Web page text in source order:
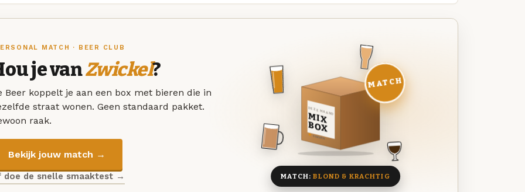
MATCH · BEER CLUB
je vanZwickel?
Beer koppelt je aan een box met bieren die in
straat wonen. Geen standaard pakket.
raak.
Bekijk jouw match →
doe de snelle smaaktest →
DEZE MAAND
MIX
BOX
8 BIEREN
MATCH
MATCH:BLOND & KRACHTIG